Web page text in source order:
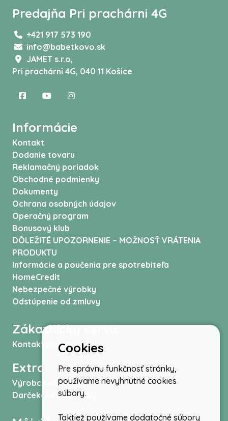
Predajňa Pri prachárni 4G
+421 917 573 190
info@babetkovo.sk
JAMET s.r.o,
Pri prachárni 4G, 040 11 Košice
Informácie
Kontakt
Dodanie tovaru
Reklamačný poriadok
Obchodné podmienky
Dokumenty
Ochrana osobných údajov
Operačný program
Bonusový klub
DÔLEŽITÉ UPOZORNENIE – MOŽNOSŤ VRÁTENIA
PRODUKTU
Informácie a poučenia pre spotrebiteľa
HomeCredit
Nebezpečné výrobky
Odstúpenie od zmluvy
Zákaznícky servis
Kontaktujte nás
Extra
Výrobcovia
Darčekové poukážky
Cookies
Pre správnu funkčnosť stránky,
používame nevyhnutné cookies
súbory.
Taktiež používame dodatočné súbory